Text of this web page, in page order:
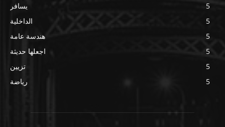
يسافر
5
الداخلية
5
هندسة عامة
5
اجعلها حديثة
5
تزيين
5
رياضة
5